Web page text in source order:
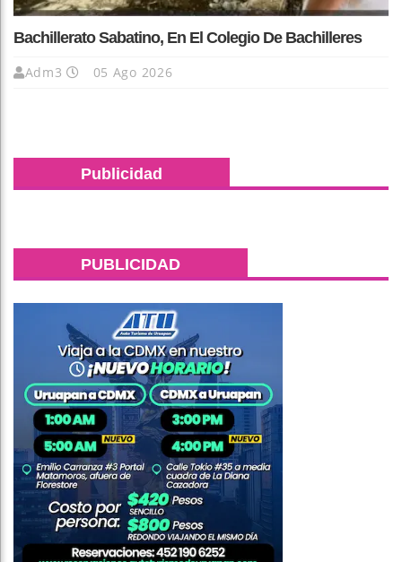
Bachillerato Sabatino, En El Colegio De Bachilleres
Adm3 05 Ago 2026
Publicidad
PUBLICIDAD